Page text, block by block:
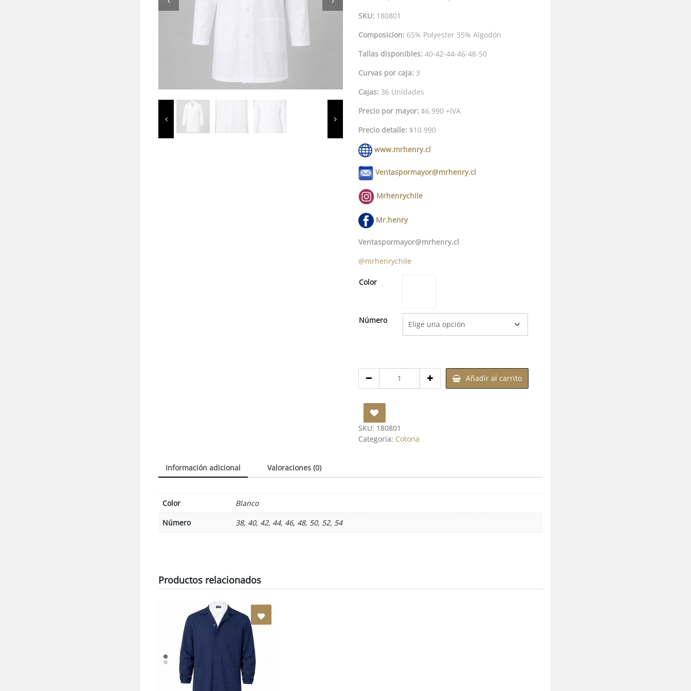
SKU: 180801
Composicion: 65% Polyester 35% Algodón
Tallas disponibles: 40-42-44-46-48-50
Curvas por caja: 3
Cajas: 36 Unidades
Precio por mayor: $6.990 +IVA
Precio detalle: $10.990
www.mrhenry.cl
Ventaspormayor@mrhenry.cl
Mrhenrychile
Mr.henry
Ventaspormayor@mrhenry.cl
@mrhenrychile
Color
Número
|
Escolar
Hombre
|
Añadir al carrito
SKU: 180801
Categoría: Cotona
Información adicional Valoraciones (0)
Color
Blanco
Número
38, 40, 42, 44, 46, 48, 50, 52, 54
Productos relacionados